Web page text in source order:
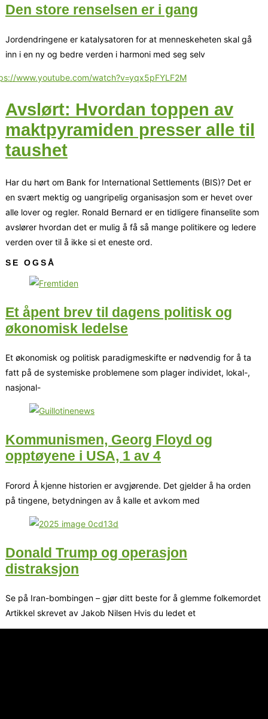
Den store renselsen er i gang
Jordendringene er katalysatoren for at menneskeheten skal gå
inn i en ny og bedre verden i harmoni med seg selv
www.youtube.com/watch?v=yqx5pFYLF2M
Avslørt: Hvordan toppen av
maktpyramiden presser alle til
taushet
Har du hørt om Bank for International Settlements (BIS)? Det er
en svært mektig og uangripelig organisasjon som er hevet over
alle lover og regler. Ronald Bernard er en tidligere finanselite som
avslører hvordan det er mulig å få så mange politikere og ledere
verden over til å ikke si et eneste ord.
SE OGSÅ
Et åpent brev til dagens politisk og
økonomisk ledelse
Et økonomisk og politisk paradigmeskifte er nødvendig for å ta
fatt på de systemiske problemene som plager individet, lokal-,
nasjonal-
Kommunismen, Georg Floyd og
opptøyene i USA, 1 av 4
Forord Å kjenne historien er avgjørende. Det gjelder å ha orden
på tingene, betydningen av å kalle et avkom med
Donald Trump og operasjon
distraksjon
Se på Iran-bombingen – gjør ditt beste for å glemme folkemordet
Artikkel skrevet av Jakob Nilsen Hvis du ledet et